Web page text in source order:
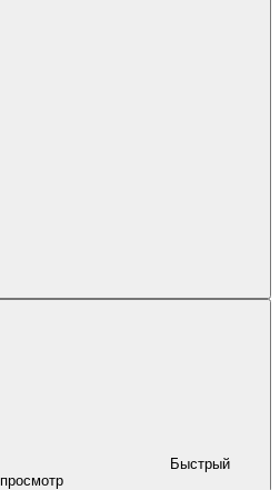
Быстрый
просмотр